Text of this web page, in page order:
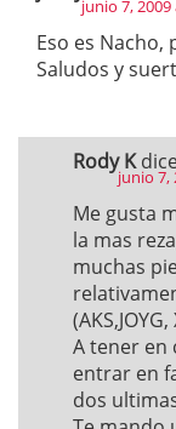
junio 7, 2009
Eso es
Saludos y
Rody K
junio 7,
Me gusta
la mas
muchas
A tener en
entrar en
dos